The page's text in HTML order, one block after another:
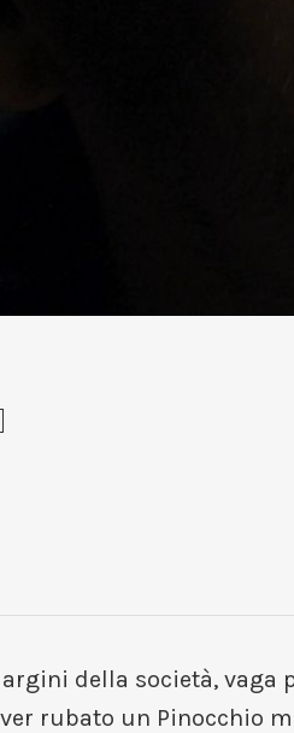
della società, vaga
rubato un Pinocchio